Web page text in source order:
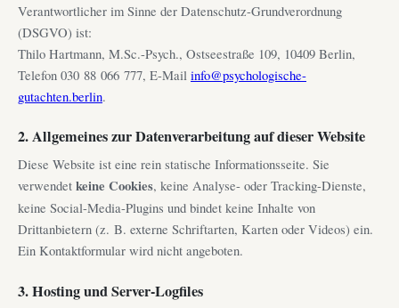
Verantwortlicher im Sinne der Datenschutz-Grundverordnung
(DSGVO) ist:
Thilo Hartmann, M.Sc.-Psych., Ostseestraße 109, 10409 Berlin,
Telefon 030 88 066 777, E-Mail info@psychologische-
gutachten.berlin.
2. Allgemeines zur Datenverarbeitung auf dieser Website
Diese Website ist eine rein statische Informationsseite. Sie
verwendet keine Cookies, keine Analyse- oder Tracking-Dienste,
keine Social-Media-Plugins und bindet keine Inhalte von
Drittanbietern (z. B. externe Schriftarten, Karten oder Videos) ein.
Ein Kontaktformular wird nicht angeboten.
3. Hosting und Server-Logfiles